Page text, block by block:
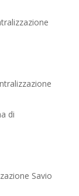
di
Savio